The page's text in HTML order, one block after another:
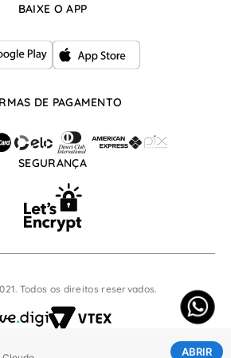
ABRIR
8253
07:30h às 17:30h
BAIXE O APP
DE PAGAMENTO
SEGURANÇA
Todos os direitos reservados.